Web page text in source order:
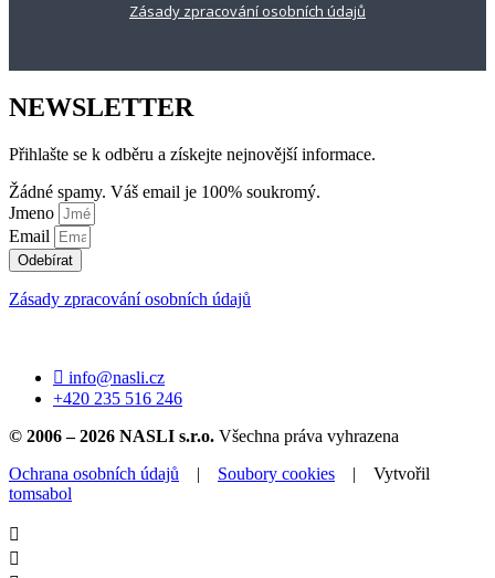
Zásady zpracování osobních údajů
NEWSLETTER
Přihlašte se k odběru a získejte nejnovější informace.
Žádné spamy. Váš email je 100% soukromý.
Jmeno
Email
Odebírat
Zásady zpracování osobních údajů
info@nasli.cz
+420 235 516 246
© 2006 – 2026 NASLI s.r.o. Všechna práva vyhrazena
Ochrana osobních údajů | Soubory cookies | Vytvořil
tomsabol